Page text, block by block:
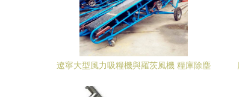
遼寧大型風力吸糧機與羅茨風機 糧庫除塵